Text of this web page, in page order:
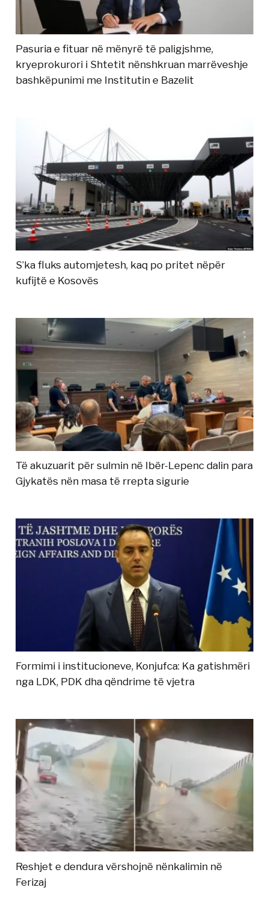
Pasuria e fituar në mënyrë të paligjshme,
kryeprokurori i Shtetit nënshkruan marrëveshje
bashkëpunimi me Institutin e Bazelit
S’ka fluks automjetesh, kaq po pritet nëpër
kufijtë e Kosovës
Të akuzuarit për sulmin në Ibër-Lepenc dalin para
Gjykatës nën masa të rrepta sigurie
Formimi i institucioneve, Konjufca: Ka gatishmëri
nga LDK, PDK dha qëndrime të vjetra
Reshjet e dendura vërshojnë nënkalimin në
Ferizaj